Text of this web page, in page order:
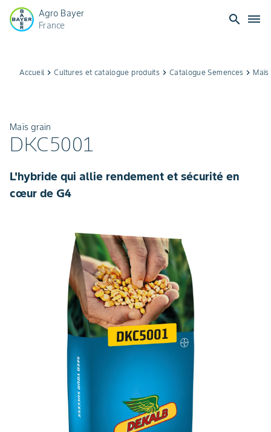
Agro Bayer
France
search dehaze
Accueil keyboard_arrow_rightCultures et catalogue produitskeyboard_arrow_right Catalogue Semences keyboard_arrow_right
Maïs grain
DKC5001
L'hybride qui allie rendement et sécurité en
cœur de G4